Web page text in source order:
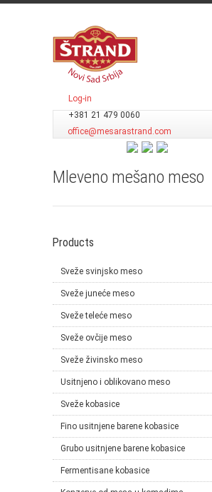
Log-in
+381 21 479 0060
office@mesarastrand.com
Mleveno mešano meso
Products
Sveže svinjsko meso
Sveže juneće meso
Sveže teleće meso
Sveže ovčije meso
Sveže živinsko meso
Usitnjeno i oblikovano meso
Sveže kobasice
Fino usitnjene barene kobasice
Grubo usitnjene barene kobasice
Fermentisane kobasice